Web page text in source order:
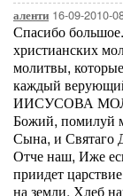
аленти 16-09-2010-
Спасибо
христианских
молитвы,
каждый
ИИСУСОВА
Божий, помилуй
Сына, и
Отче наш, Иже
приидет
на земли. Хлеб